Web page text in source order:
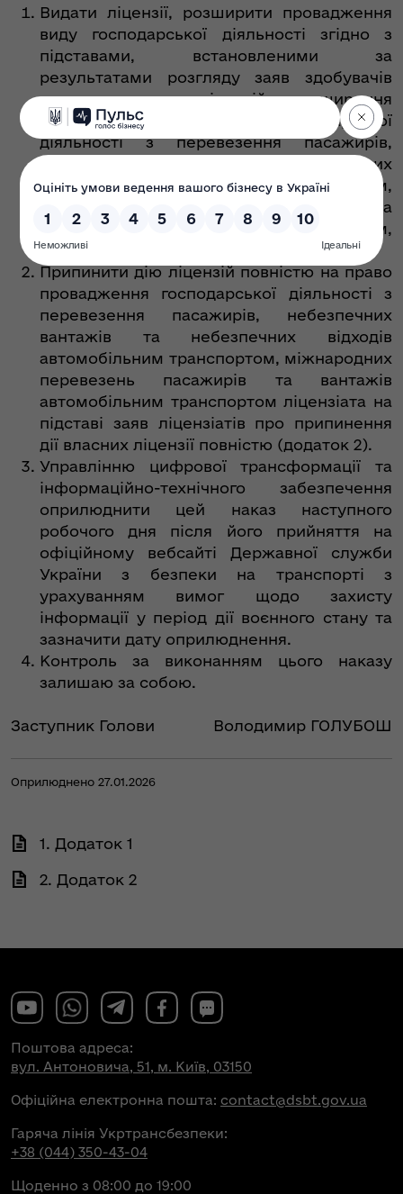
Видати ліцензії, розширити провадження
виду господарської діяльності згідно з
підставами, встановленими за
результатами розгляду заяв здобувачів
про отримання ліцензій, розширення
провадження виду господарської
діяльності з перевезення пасажирів,
небезпечних вантажів та небезпечних
відходів автомобільним транспортом,
міжнародних перевезень пасажирів та
вантажів автомобільним транспортом,
відповідно до переліку (додаток 1).
Припинити дію ліцензій повністю на право
провадження господарської діяльності з
перевезення пасажирів, небезпечних
вантажів та небезпечних відходів
автомобільним транспортом, міжнародних
перевезень пасажирів та вантажів
автомобільним транспортом ліцензіата на
підставі заяв ліцензіатів про припинення
дії власних ліцензії повністю (додаток 2).
Управлінню цифрової трансформації та
інформаційно-технічного забезпечення
оприлюднити цей наказ наступного
робочого дня після його прийняття на
офіційному вебсайті Державної служби
України з безпеки на транспорті з
урахуванням вимог щодо захисту
інформації у період дії воєнного стану та
зазначити дату оприлюднення.
Контроль за виконанням цього наказу
залишаю за собою.
Заступник Голови Володимир ГОЛУБОШ
Оприлюднено 27.01.2026
1. Додаток 1
2. Додаток 2
Поштова адреса:
вул. Антоновича, 51, м. Київ, 03150
Офіційна електронна пошта: contact@dsbt.gov.ua
Гаряча лінія Укртрансбезпеки:
+38 (044) 350-43-04
Щоденно з 08:00 до 19:00